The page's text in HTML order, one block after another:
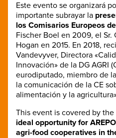
Este evento se organizará
importante subrayar la
los Comisarios Europeos
Fischer Boel en 2009, el Sr.
Hogan en 2015. En 2018,
Vandevyver, Directora
Innovación» de la DG AGRI
eurodiputado, miembro de
la comunicación de la CE
alimentación y la
This event is covered by
ideal opportunity for
agri-food cooperatives in